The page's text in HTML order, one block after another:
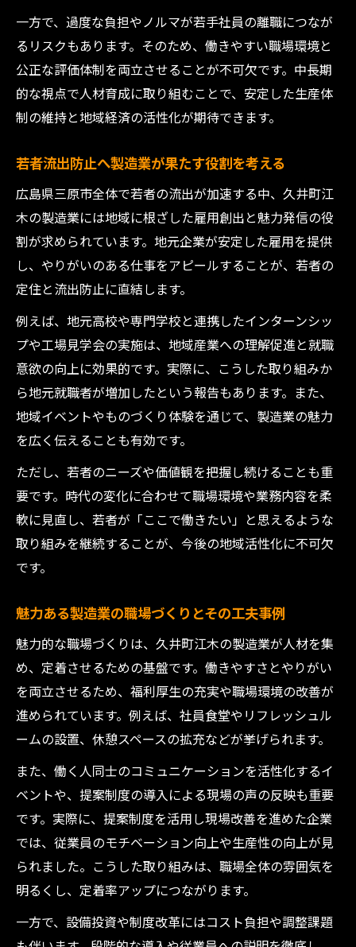
一方で、過度な負担やノルマが若手社員の離職につなが
るリスクもあります。そのため、働きやすい職場環境と
公正な評価体制を両立させることが不可欠です。中長期
的な視点で人材育成に取り組むことで、安定した生産体
制の維持と地域経済の活性化が期待できます。
若者流出防止へ製造業が果たす役割を考える
広島県三原市全体で若者の流出が加速する中、久井町江
木の製造業には地域に根ざした雇用創出と魅力発信の役
割が求められています。地元企業が安定した雇用を提供
し、やりがいのある仕事をアピールすることが、若者の
定住と流出防止に直結します。
例えば、地元高校や専門学校と連携したインターンシッ
プや工場見学会の実施は、地域産業への理解促進と就職
意欲の向上に効果的です。実際に、こうした取り組みか
ら地元就職者が増加したという報告もあります。また、
地域イベントやものづくり体験を通じて、製造業の魅力
を広く伝えることも有効です。
ただし、若者のニーズや価値観を把握し続けることも重
要です。時代の変化に合わせて職場環境や業務内容を柔
軟に見直し、若者が「ここで働きたい」と思えるような
取り組みを継続することが、今後の地域活性化に不可欠
です。
魅力ある製造業の職場づくりとその工夫事例
魅力的な職場づくりは、久井町江木の製造業が人材を集
め、定着させるための基盤です。働きやすさとやりがい
を両立させるため、福利厚生の充実や職場環境の改善が
進められています。例えば、社員食堂やリフレッシュル
ームの設置、休憩スペースの拡充などが挙げられます。
また、働く人同士のコミュニケーションを活性化するイ
ベントや、提案制度の導入による現場の声の反映も重要
です。実際に、提案制度を活用し現場改善を進めた企業
では、従業員のモチベーション向上や生産性の向上が見
られました。こうした取り組みは、職場全体の雰囲気を
明るくし、定着率アップにつながります。
一方で、設備投資や制度改革にはコスト負担や調整課題